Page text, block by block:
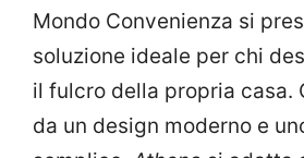
Mondo Convenienza si
soluzione ideale per chi
il fulcro della propria casa.
da un design moderno e